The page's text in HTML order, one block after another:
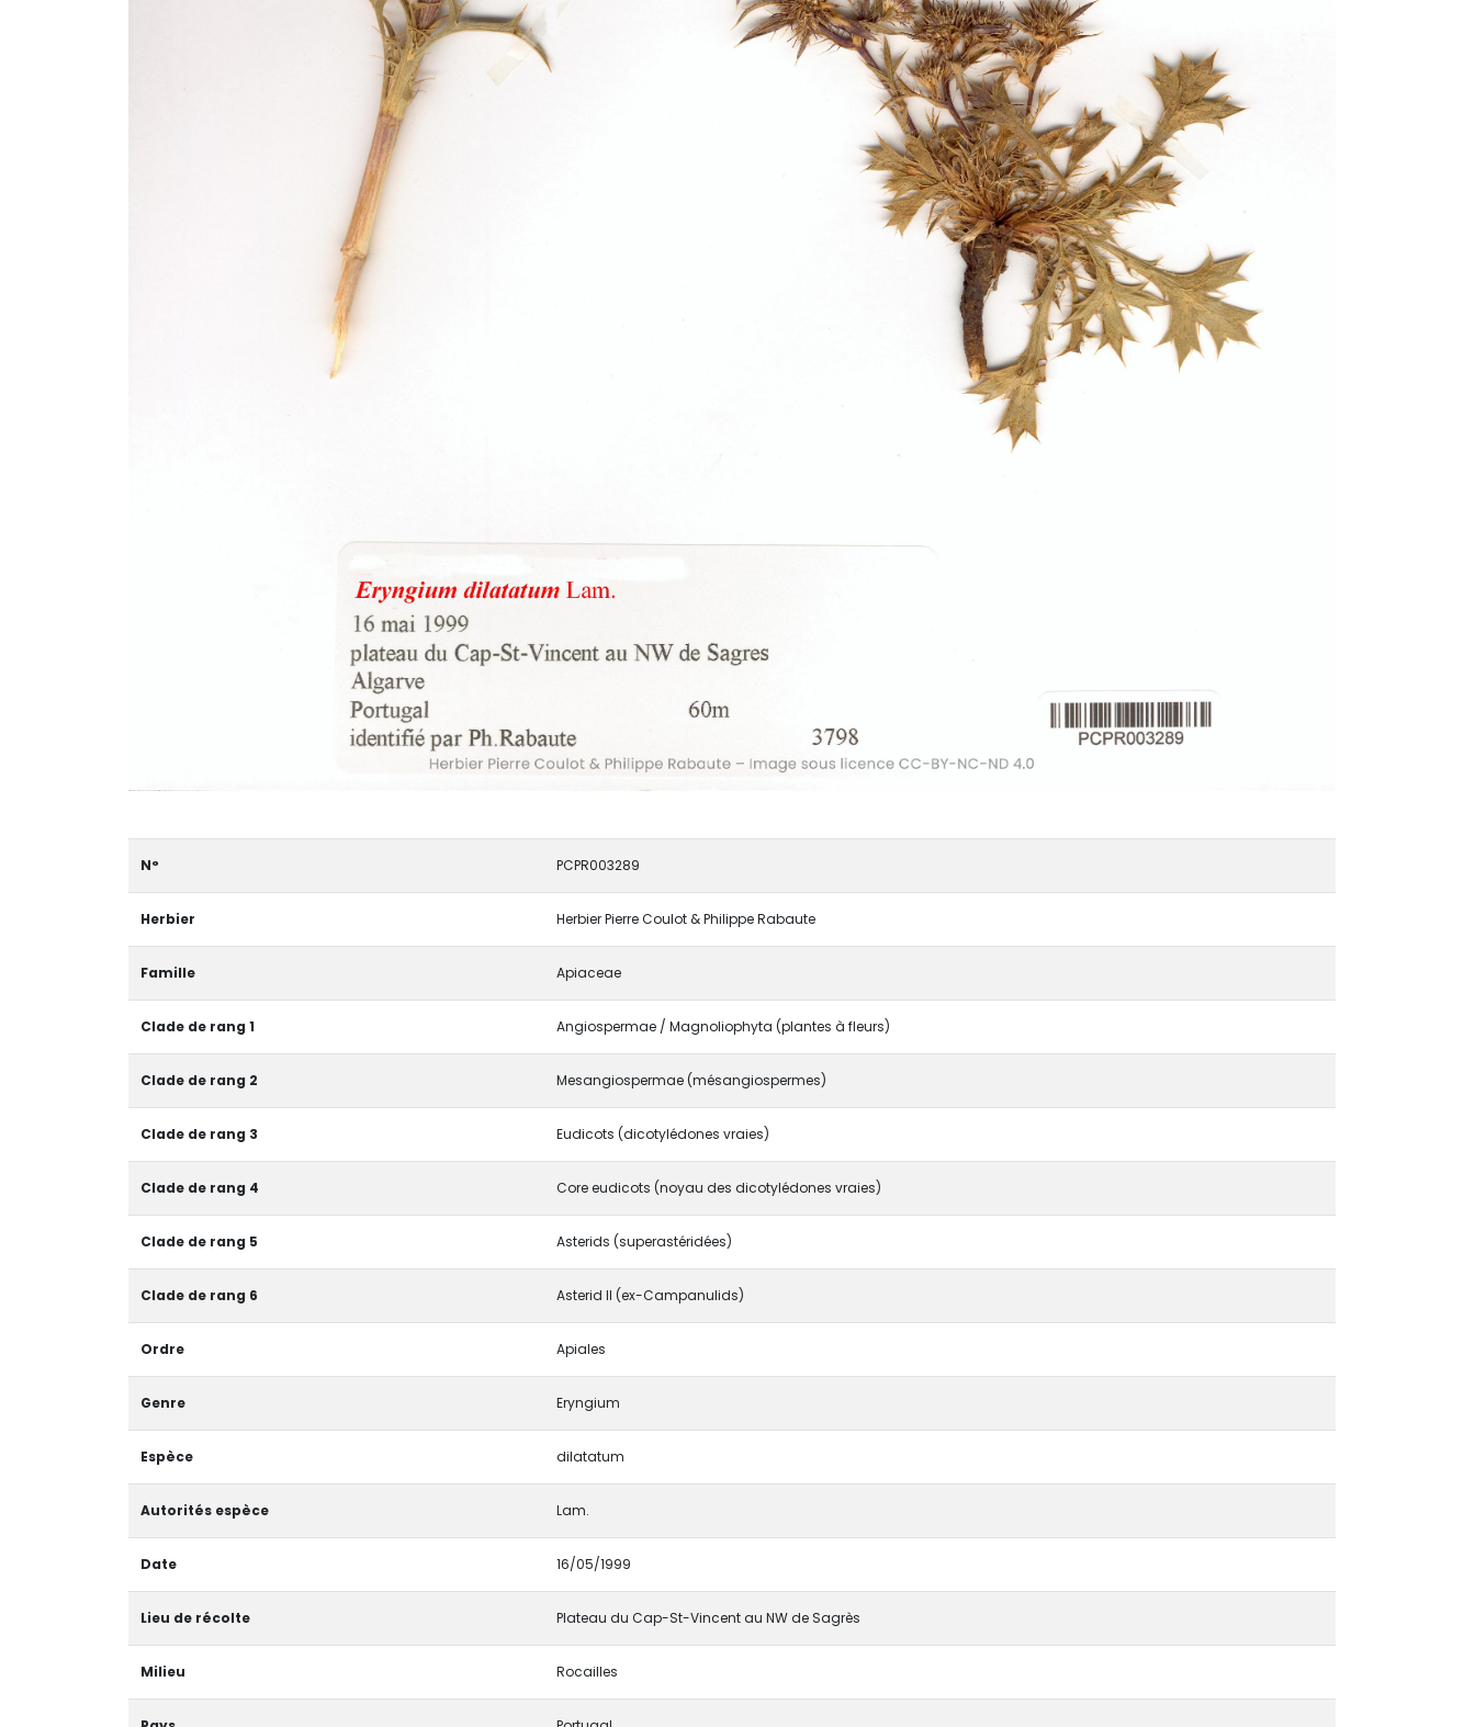
N° PCPR003289
Herbier Herbier Pierre Coulot & Philippe Rabaute
Famille Apiaceae
Clade de rang 1 Angiospermae / Magnoliophyta (plantes à fleurs)
Clade de rang 2 Mesangiospermae (mésangiospermes)
Clade de rang 3 Eudicots (dicotylédones vraies)
Clade de rang 4 Core eudicots (noyau des dicotylédones vraies)
Clade de rang 5 Asterids (superastéridées)
Clade de rang 6 Asterid II (ex-Campanulids)
Ordre Apiales
Genre Eryngium
Espèce dilatatum
Autorités espèce Lam.
Date 16/05/1999
Lieu de récolte Plateau du Cap-St-Vincent au NW de Sagrès
Milieu Rocailles